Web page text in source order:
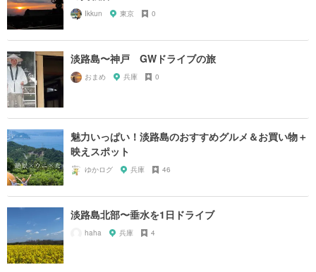
Ikkun 東京 0
淡路島〜神戸 GWドライブの旅
おまめ 兵庫 0
魅力いっぱい！淡路島のおすすめグルメ＆お買い物＋
映えスポット
ゆかログ 兵庫 46
淡路島北部〜垂水を1日ドライブ
haha 兵庫 4